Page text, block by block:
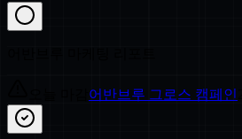
어반브루 그로스 캠페인